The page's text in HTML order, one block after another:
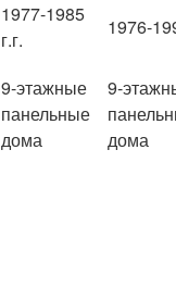
1977-1985
г.г.
1976-
9-этажные
панельные
дома
9-
дома